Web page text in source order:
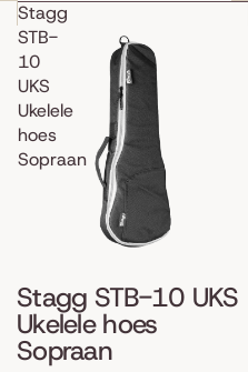
Stagg
STB-
10
UKS
Ukelele
hoes
Sopraan
Stagg STB-10 UKS
Ukelele hoes
Sopraan